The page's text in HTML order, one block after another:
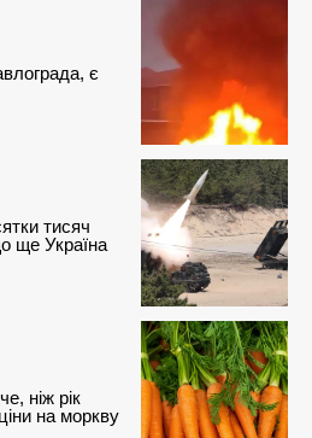
є
тисяч
ще Україна
ніж рік
на моркву